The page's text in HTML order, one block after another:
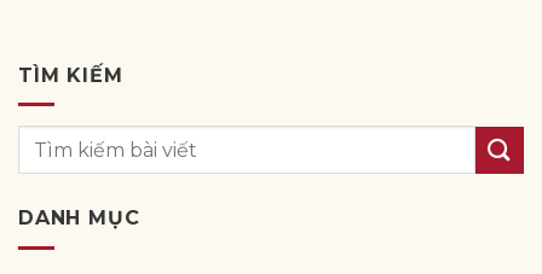
TÌM KIẾM
DANH MỤC